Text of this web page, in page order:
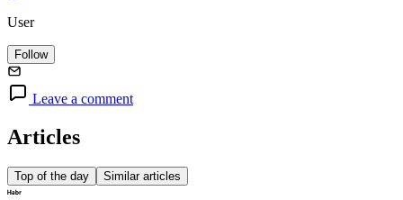
User
Follow
Leave a comment
Articles
Top of the day Similar articles